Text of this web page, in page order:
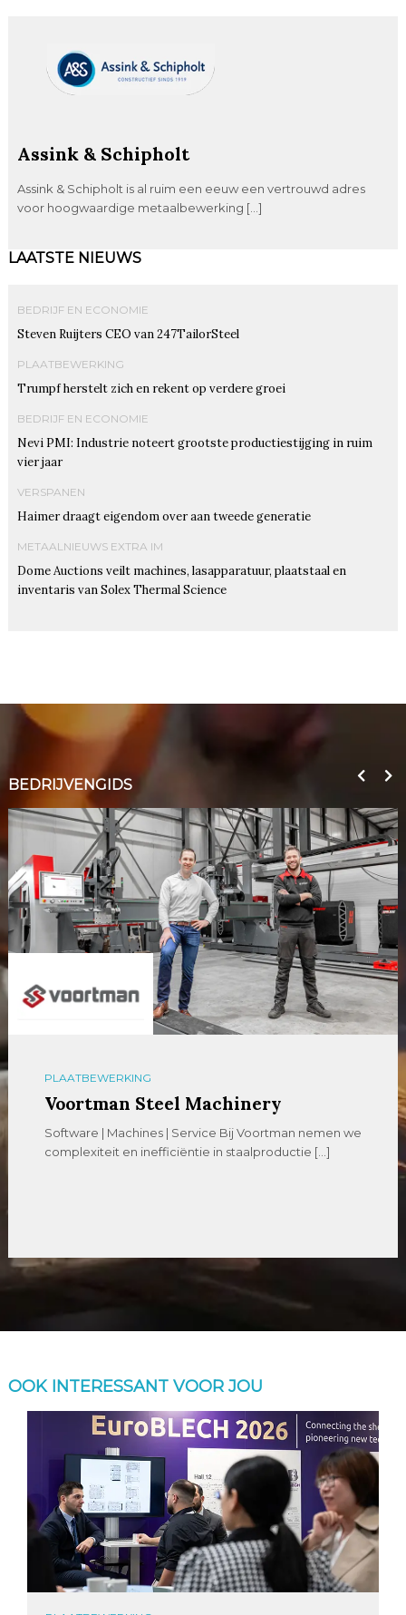
Assink & Schipholt
Assink & Schipholt is al ruim een eeuw een vertrouwd adres
voor hoogwaardige metaalbewerking […]
LAATSTE NIEUWS
BEDRIJF EN ECONOMIE
Steven Ruijters CEO van 247TailorSteel
PLAATBEWERKING
Trumpf herstelt zich en rekent op verdere groei
BEDRIJF EN ECONOMIE
Nevi PMI: Industrie noteert grootste productiestijging in ruim
vier jaar
VERSPANEN
Haimer draagt eigendom over aan tweede generatie
METAALNIEUWS EXTRA IM
Dome Auctions veilt machines, lasapparatuur, plaatstaal en
inventaris van Solex Thermal Science
BEDRIJVENGIDS
PLAATBEWERKING
Voortman Steel Machinery
Software | Machines | Service Bij Voortman nemen we
complexiteit en inefficiëntie in staalproductie […]
OOK INTERESSANT VOOR JOU